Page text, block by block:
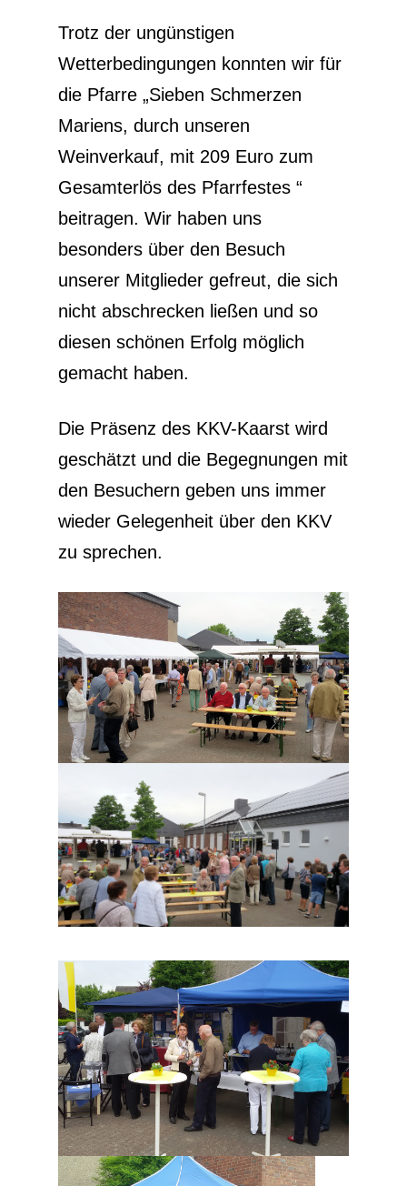
Trotz der ungünstigen
Wetterbedingungen konnten wir für
die Pfarre „Sieben Schmerzen
Mariens, durch unseren
Weinverkauf, mit 209 Euro zum
Gesamterlös des Pfarrfestes “
beitragen. Wir haben uns
besonders über den Besuch
unserer Mitglieder gefreut, die sich
nicht abschrecken ließen und so
diesen schönen Erfolg möglich
gemacht haben.
Die Präsenz des KKV-Kaarst wird
geschätzt und die Begegnungen mit
den Besuchern geben uns immer
wieder Gelegenheit über den KKV
zu sprechen.